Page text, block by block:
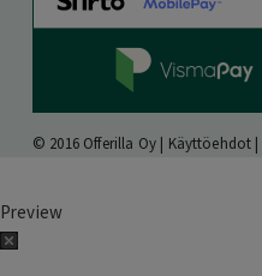
© 2016 Offerilla Oy | Käyttöehdot |
Preview